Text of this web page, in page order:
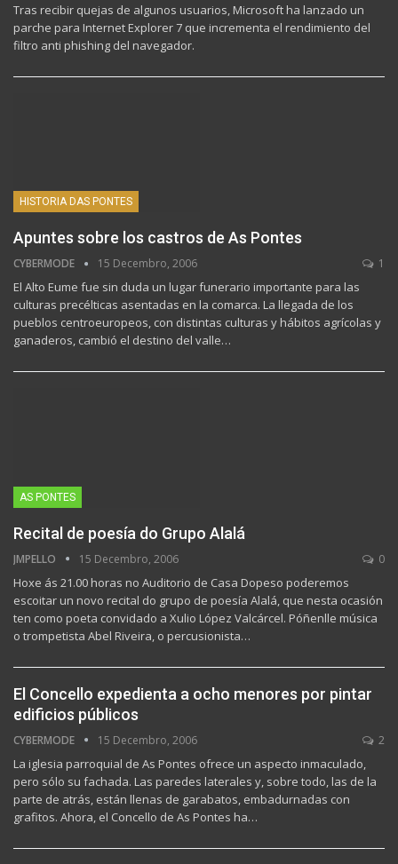
Tras recibir quejas de algunos usuarios, Microsoft ha lanzado un
parche para Internet Explorer 7 que incrementa el rendimiento del
filtro anti phishing del navegador.
HISTORIA DAS PONTES
Apuntes sobre los castros de As Pontes
CYBERMODE 15 Decembro, 2006 1
El Alto Eume fue sin duda un lugar funerario importante para las
culturas precélticas asentadas en la comarca. La llegada de los
pueblos centroeuropeos, con distintas culturas y hábitos agrícolas y
ganaderos, cambió el destino del valle…
AS PONTES
Recital de poesía do Grupo Alalá
JMPELLO 15 Decembro, 2006 0
Hoxe ás 21.00 horas no Auditorio de Casa Dopeso poderemos
escoitar un novo recital do grupo de poesía Alalá, que nesta ocasión
ten como poeta convidado a Xulio López Valcárcel. Póñenlle música
o trompetista Abel Riveira, o percusionista…
El Concello expedienta a ocho menores por pintar
edificios públicos
CYBERMODE 15 Decembro, 2006 2
La iglesia parroquial de As Pontes ofrece un aspecto inmaculado,
pero sólo su fachada. Las paredes laterales y, sobre todo, las de la
parte de atrás, están llenas de garabatos, embadurnadas con
grafitos. Ahora, el Concello de As Pontes ha…